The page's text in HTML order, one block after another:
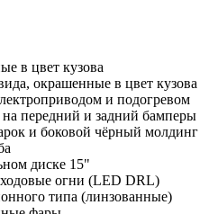
в цвет кузова
окрашенные в цвет кузова
и подогревом
передний и задний бамперы
и боковой чёрный молдинг
диске 15"
огни (LED DRL)
типа (линзованные)